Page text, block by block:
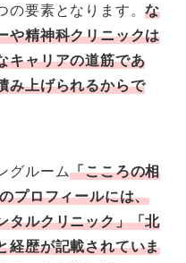
の要素となります。な
や精神科クリニックは
キャリアの道筋であ
み上げられるからで
グルーム「こころの相
プロフィールには、
タルクリニック」「北
経歴が記載されていま